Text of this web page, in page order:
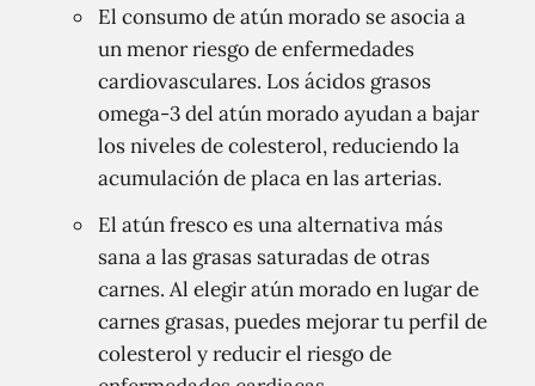
El consumo de atún morado se asocia a
un menor riesgo de enfermedades
cardiovasculares. Los ácidos grasos
omega-3 del atún morado ayudan a bajar
los niveles de colesterol, reduciendo la
acumulación de placa en las arterias.
El atún fresco es una alternativa más
sana a las grasas saturadas de otras
carnes. Al elegir atún morado en lugar de
carnes grasas, puedes mejorar tu perfil de
colesterol y reducir el riesgo de